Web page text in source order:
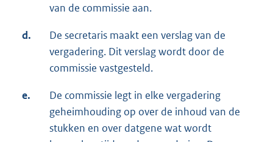
van de commissie aan.
d.
De secretaris maakt een verslag van de
vergadering. Dit verslag wordt door de
commissie vastgesteld.
e.
De commissie legt in elke vergadering
geheimhouding op over de inhoud van de
stukken en over datgene wat wordt